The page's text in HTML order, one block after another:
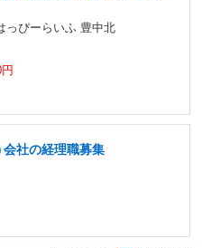
っぴーらいふ 豊中北
社の経理職募集